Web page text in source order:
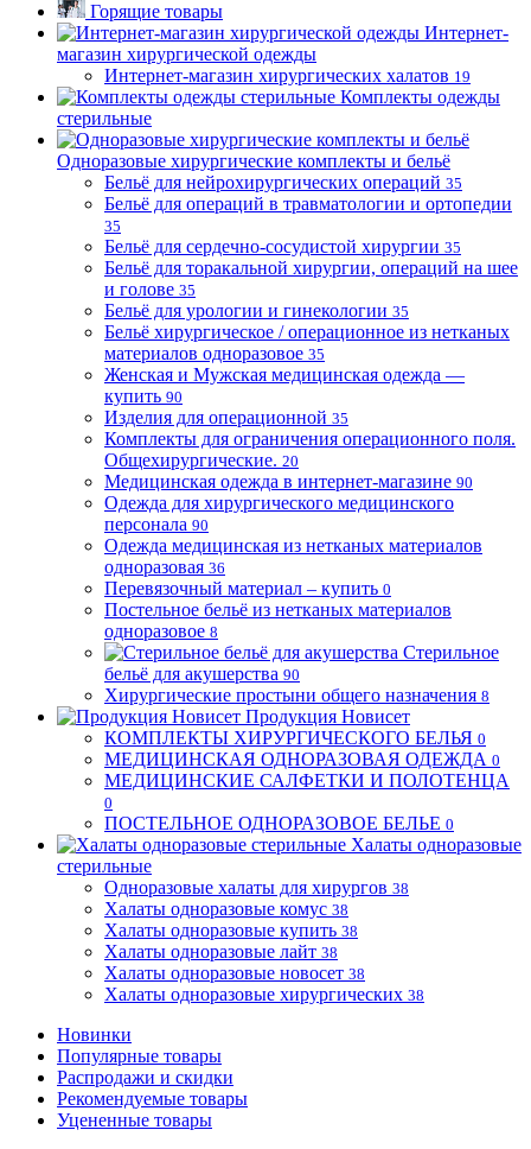
Горящие товары
Интернет-
магазин хирургической одежды
Интернет-магазин хирургических халатов 19
Комплекты одежды
стерильные
Одноразовые хирургические комплекты и бельё
Бельё для нейрохирургических операций 35
Бельё для операций в травматологии и ортопедии
35
Бельё для сердечно-сосудистой хирургии 35
Бельё для торакальной хирургии, операций на шее
и голове 35
Бельё для урологии и гинекологии 35
Бельё хирургическое / операционное из нетканых
материалов одноразовое 35
Женская и Мужская медицинская одежда —
купить 90
Изделия для операционной 35
Комплекты для ограничения операционного поля.
Общехирургические. 20
Медицинская одежда в интернет-магазине 90
Одежда для хирургического медицинского
персонала 90
Одежда медицинская из нетканых материалов
одноразовая 36
Перевязочный материал – купить 0
Постельное бельё из нетканых материалов
одноразовое 8
Стерильное
бельё для акушерства 90
Хирургические простыни общего назначения 8
Продукция Новисет
КОМПЛЕКТЫ ХИРУРГИЧЕСКОГО БЕЛЬЯ 0
МЕДИЦИНСКАЯ ОДНОРАЗОВАЯ ОДЕЖДА 0
МЕДИЦИНСКИЕ САЛФЕТКИ И ПОЛОТЕНЦА
0
ПОСТЕЛЬНОЕ ОДНОРАЗОВОЕ БЕЛЬЕ 0
Халаты одноразовые
стерильные
Одноразовые халаты для хирургов 38
Халаты одноразовые комус 38
Халаты одноразовые купить 38
Халаты одноразовые лайт 38
Халаты одноразовые новосет 38
Халаты одноразовые хирургических 38
Новинки
Популярные товары
Распродажи и скидки
Рекомендуемые товары
Уцененные товары